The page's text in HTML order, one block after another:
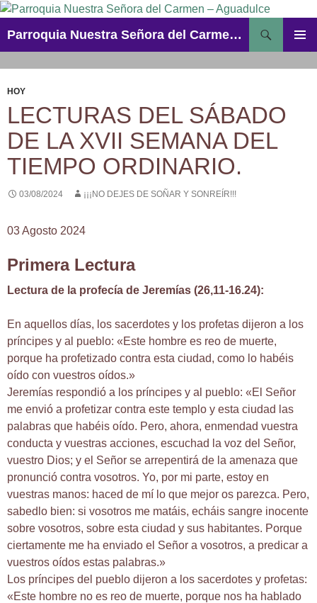
Saltar
contenido
Parroquia Nuestra Señora del Carmen – Aguadulce
HOY
LECTURAS DEL SÁBADO
DE LA XVII SEMANA DEL
TIEMPO ORDINARIO.
03/08/2024 ¡¡¡NO DEJES DE SOÑAR Y SONREÍR!!!
03 Agosto 2024
Primera Lectura
Lectura de la profecía de Jeremías (26,11-16.24):
En aquellos días, los sacerdotes y los profetas dijeron a los
príncipes y al pueblo: «Este hombre es reo de muerte,
porque ha profetizado contra esta ciudad, como lo habéis
oído con vuestros oídos.»
Jeremías respondió a los príncipes y al pueblo: «El Señor
me envió a profetizar contra este templo y esta ciudad las
palabras que habéis oído. Pero, ahora, enmendad vuestra
conducta y vuestras acciones, escuchad la voz del Señor,
vuestro Dios; y el Señor se arrepentirá de la amenaza que
pronunció contra vosotros. Yo, por mi parte, estoy en
vuestras manos: haced de mí lo que mejor os parezca. Pero,
sabedlo bien: si vosotros me matáis, echáis sangre inocente
sobre vosotros, sobre esta ciudad y sus habitantes. Porque
ciertamente me ha enviado el Señor a vosotros, a predicar a
vuestros oídos estas palabras.»
Los príncipes del pueblo dijeron a los sacerdotes y profetas:
«Este hombre no es reo de muerte, porque nos ha hablado